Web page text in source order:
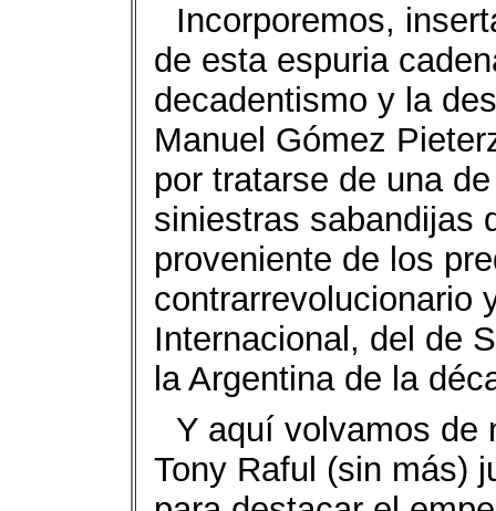
Incorporemos,
de esta espuria
decadentismo y la
Manuel Gómez
por tratarse de una
siniestras sabandijas
proveniente de los
contrarrevolucionario
Internacional, del de
la Argentina de la
Y aquí volvamos de
Tony Raful (sin más)